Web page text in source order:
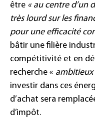
être « au centre d’un
très lourd sur les
pour une efficacité
bâtir une filière
compétitivité et en
recherche « ambitieux
investir dans ces
d’achat sera
d’impôt.